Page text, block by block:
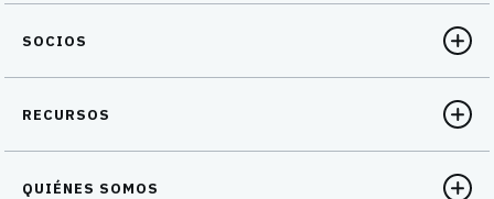
SOCIOS
RECURSOS
QUIÉNES SOMOS